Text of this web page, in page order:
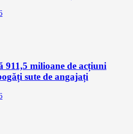
911,5 milioane de acțiuni
sute de angajați